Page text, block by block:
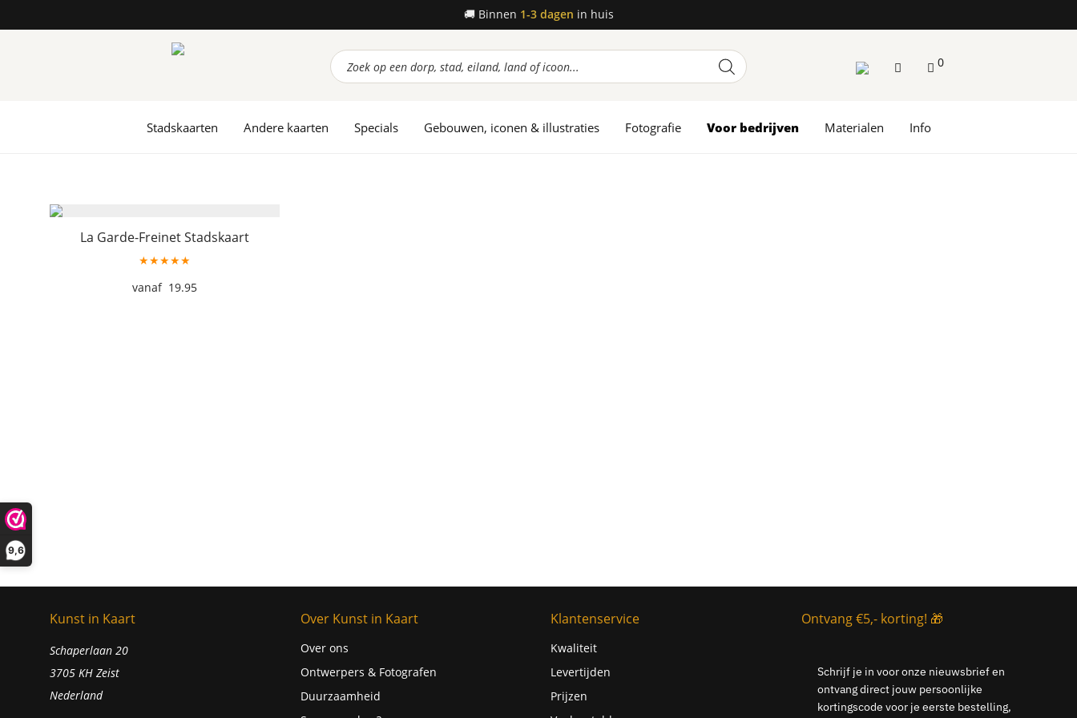
9,6
🚚 Binnen 1-3 dagen in huis
Producten
zoeken
Stadskaarten Andere kaarten Specials Gebouwen, iconen & illustraties Fotografie Voor bedrijven Materialen Info
0
La Garde-Freinet Stadskaart
★★★★★
19.95
Kunst in Kaart
Schaperlaan 20
3705 KH Zeist
Nederland
Over Kunst in Kaart
Over ons
Ontwerpers & Fotografen
Duurzaamheid
Klantenservice
Kwaliteit
Levertijden
Prijzen
Ontvang €5,- korting! 🎁
Schrijf je in voor onze nieuwsbrief en
ontvang direct jouw persoonlijke
kortingscode voor je eerste bestelling,